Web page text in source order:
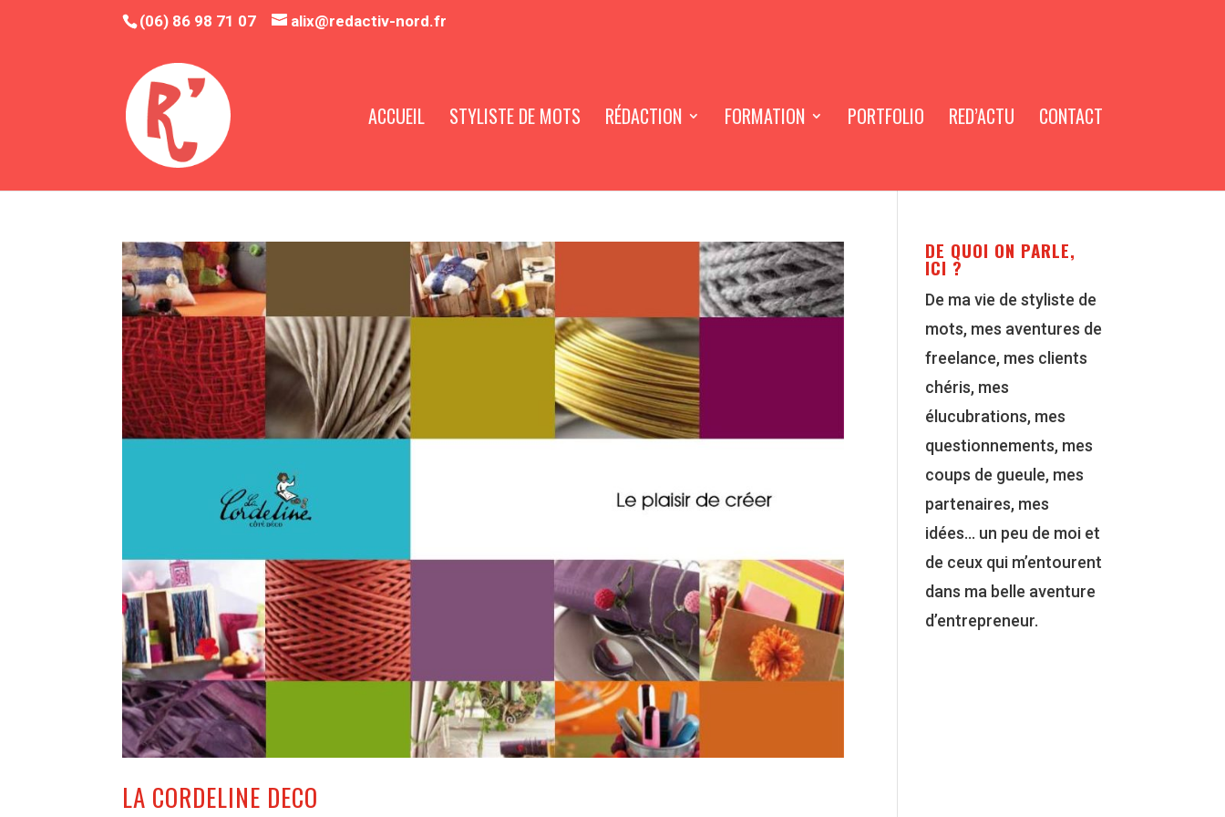
(06) 86 98 71 07 alix@redactiv-nord.fr
ACCUEIL STYLISTE DE MOTS RÉDACTION FORMATION PORTFOLIO RED’ACTU CONTACT
LA CORDELINE DECO
DE QUOI ON PARLE,
ICI ?
De ma vie de styliste de
mots, mes aventures de
freelance, mes clients
chéris, mes
élucubrations, mes
questionnements, mes
coups de gueule, mes
partenaires, mes
idées… un peu de moi et
de ceux qui m’entourent
dans ma belle aventure
d’entrepreneur.